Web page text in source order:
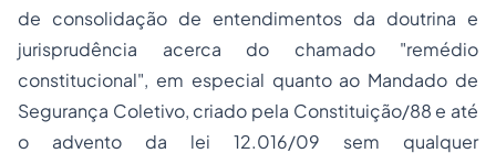
de consolidação de entendimentos da doutrina e
jurisprudência acerca do chamado "remédio
constitucional", em especial quanto ao Mandado de
Segurança Coletivo, criado pela Constituição/88 e até
o advento da lei 12.016/09 sem qualquer